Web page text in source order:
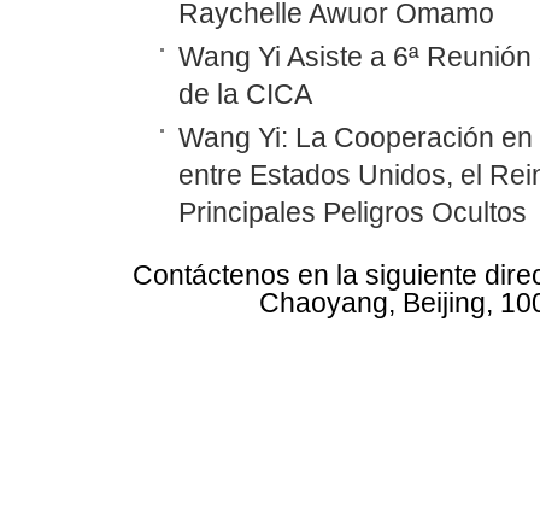
Raychelle Awuor Omamo
Wang Yi Asiste a 6ª
de la CICA
Wang Yi: La Cooperación
entre Estados Unidos, el
Principales Peligros Ocultos
Contáctenos en la siguiente
Chaoyang, Beijing,